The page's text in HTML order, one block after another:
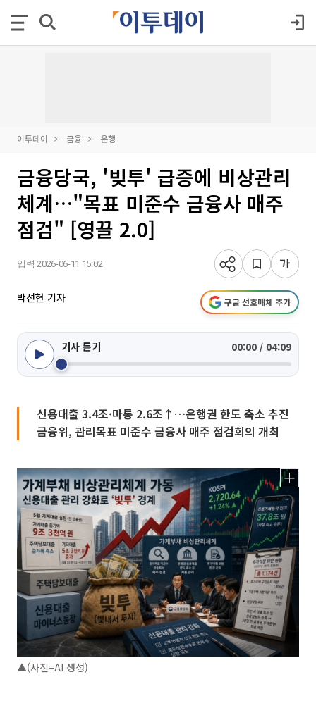
이투데이 금융 은행
금융당국, '빚투' 급증에 비상관리
체계…"목표 미준수 금융사 매주
점검" [영끌 2.0]
입력 2026-06-11 15:02
박선현 기자 구글 선호매체 추가
기사 듣기 00:00 / 04:09
신용대출 3.4조·마통 2.6조↑…은행권 한도 축소 추진
금융위, 관리목표 미준수 금융사 매주 점검회의 개최
▲(사진=AI 생성)